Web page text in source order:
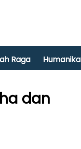
Raga Humanika
dan